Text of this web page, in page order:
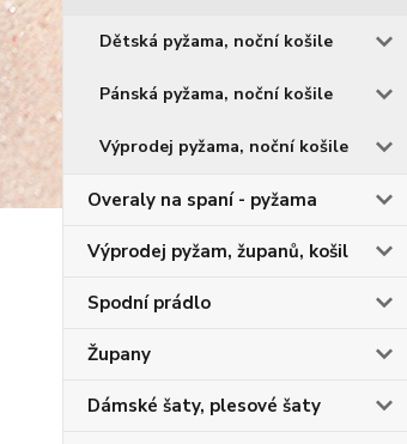
Dětská pyžama, noční košile
Pánská pyžama, noční košile
Výprodej pyžama, noční košile
Overaly na spaní - pyžama
Výprodej pyžam, županů, košil
Spodní prádlo
Župany
Dámské šaty, plesové šaty